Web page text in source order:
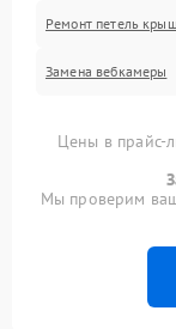
Ремонт петель
Замена вебкамеры
Цены в прайс-
Мы проверим